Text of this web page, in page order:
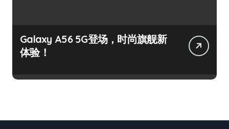
Galaxy A56 5G登场，时尚旗舰新
体验！